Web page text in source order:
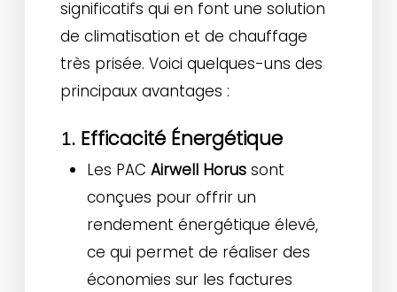
significatifs qui en font une solution
de climatisation et de chauffage
très prisée. Voici quelques-uns des
principaux avantages :
1. Efficacité Énergétique
Les PACAirwell Horus sont
conçues pour offrir un
rendement énergétique élevé,
ce qui permet de réaliser des
économies sur les factures